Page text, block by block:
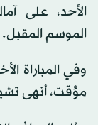
الأحد، على
الموسم المقبل.
وفي المباراة
مؤقت، أنهى